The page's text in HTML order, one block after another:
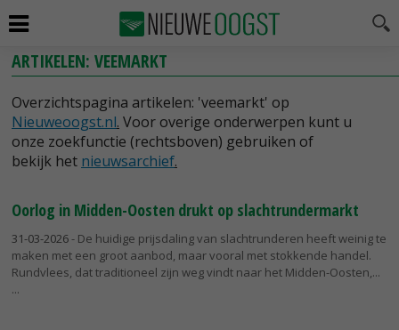
ARTIKELEN: VEEMARKT
Overzichtspagina artikelen: 'veemarkt' op
Nieuweoogst.nl. Voor overige onderwerpen kunt u
onze zoekfunctie (rechtsboven) gebruiken of
bekijk het nieuwsarchief.
Oorlog in Midden-Oosten drukt op slachtrundermarkt
31-03-2026- De huidige prijsdaling van slachtrunderen heeft weinig te
maken met een groot aanbod, maar vooral met stokkende handel.
Rundvlees, dat traditioneel zijn weg vindt naar het Midden-Oosten,...